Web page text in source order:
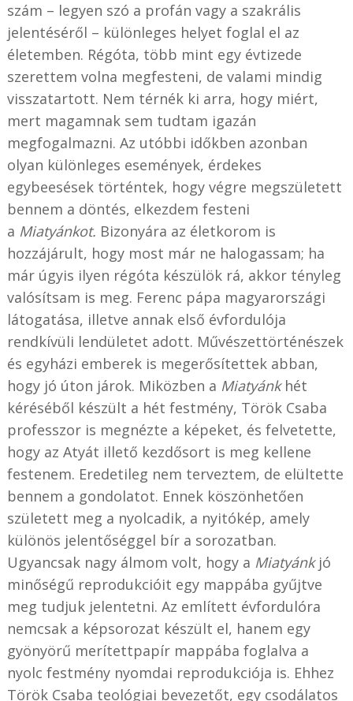
szám – legyen szó a profán vagy a szakrális
jelentéséről – különleges helyet foglal el az
életemben. Régóta, több mint egy évtizede
szerettem volna megfesteni, de valami mindig
visszatartott. Nem térnék ki arra, hogy miért,
mert magamnak sem tudtam igazán
megfogalmazni. Az utóbbi időkben azonban
olyan különleges események, érdekes
egybeesések történtek, hogy végre megszületett
bennem a döntés, elkezdem festeni
a Miatyánkot. Bizonyára az életkorom is
hozzájárult, hogy most már ne halogassam; ha
már úgyis ilyen régóta készülök rá, akkor tényleg
valósítsam is meg. Ferenc pápa magyarországi
látogatása, illetve annak első évfordulója
rendkívüli lendületet adott. Művészettörténészek
és egyházi emberek is megerősítettek abban,
hogy jó úton járok. Miközben a Miatyánkhét
kéréséből készült a hét festmény, Török Csaba
professzor is megnézte a képeket, és felvetette,
hogy az Atyát illető kezdősort is meg kellene
festenem. Eredetileg nem terveztem, de elültette
bennem a gondolatot. Ennek köszönhetően
született meg a nyolcadik, a nyitókép, amely
különös jelentőséggel bír a sorozatban.
Ugyancsak nagy álmom volt, hogy a Miatyánkjó
minőségű reprodukcióit egy mappába gyűjtve
meg tudjuk jelentetni. Az említett évfordulóra
nemcsak a képsorozat készült el, hanem egy
gyönyörű merítettpapír mappába foglalva a
nyolc festmény nyomdai reprodukciója is. Ehhez
Török Csaba teológiai bevezetőt, egy csodálatos